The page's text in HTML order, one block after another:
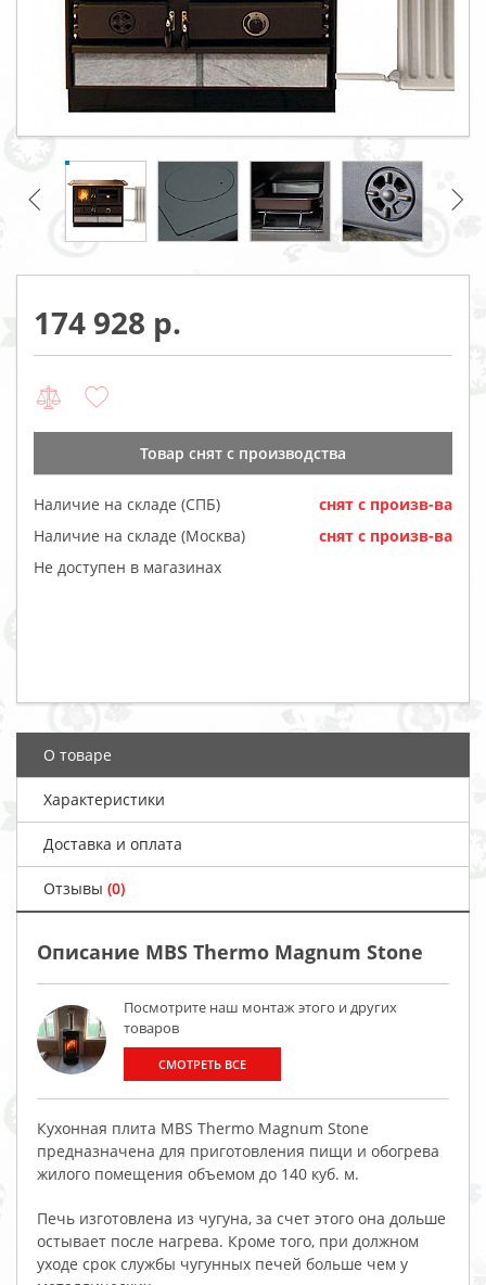
174 928
Товар cнят с производства
Наличие на складе (СПБ)
cнят с произв-ва
Наличие на складе (Москва)
cнят с произв-ва
Не доступен в магазинах
О товаре
Характеристики
Доставка и оплата
Отзывы (0)
Описание MBS Thermo Magnum Stone
Посмотрите наш монтаж этого и других
товаров
СМОТРЕТЬ ВСЕ
Кухонная плита MBS Thermo Magnum Stone
предназначена для приготовления пищи и обогрева
жилого помещения объемом до 140 куб. м.
Печь изготовлена из чугуна, за счет этого она дольше
остывает после нагрева. Кроме того, при должном
уходе срок службы чугунных печей больше чем у